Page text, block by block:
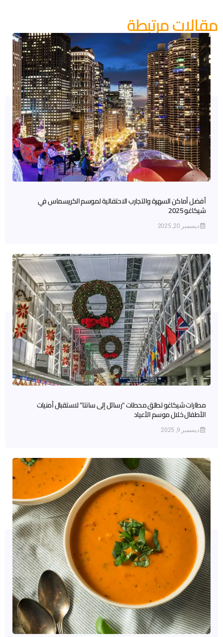
مقالات مرتبطة
أفضل أماكن السهرة والتجارب الاحتفالية لموسم الكريسماس في
شيكاغو 2025
ديسمبر 20, 2025
مطارات شيكاغو تطلق محطات “رسائل إلى سانتا” لاستقبال أمنيات
الأطفال خلال موسم الأعياد
ديسمبر 9, 2025